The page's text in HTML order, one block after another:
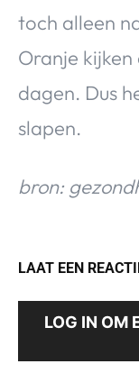
toch alleen
Oranje kijken
dagen. Dus
slapen.
bron:
LAAT EEN
LOG IN OM